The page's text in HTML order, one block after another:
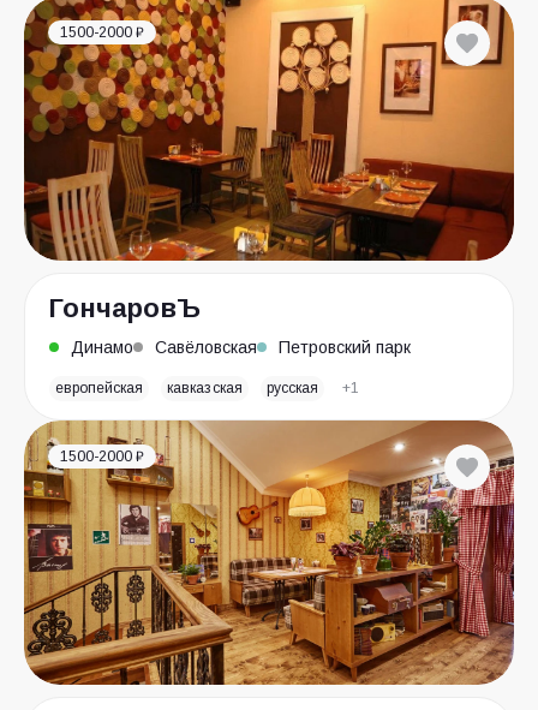
1500-2000 ₽
ГончаровЪ
Динамо Савёловская Петровский парк
европейская кавказская русская +1
1500-2000 ₽